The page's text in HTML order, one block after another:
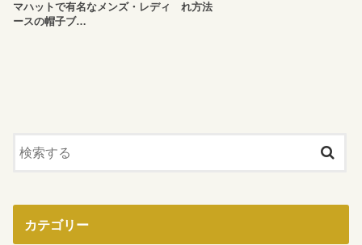
マハットで有名なメンズ・レディ
ースの帽子ブ…
れ方法
カテゴリー